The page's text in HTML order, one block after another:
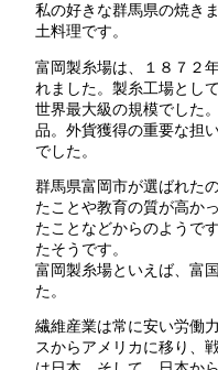
私の好きな群馬県の焼き
土料理です。
富岡製糸場は、１８７２
れました。製糸工場とし
世界最大級の規模でした
品。外貨獲得の重要な担
でした。
群馬県富岡市が選ばれた
たことや教育の質が高かっ
たことなどからのようで
たそうです。
富岡製糸場といえば、富
た。
繊維産業は常に安い労働
スからアメリカに移り、